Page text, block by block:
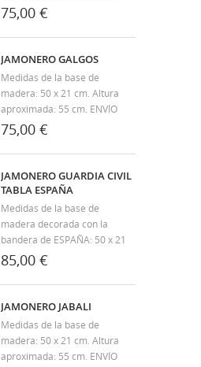
GRATIS A TODA LA
PENÍNSULA. Desde Forja
Campos llevamos más de 30
años dedicándonos a la
artesanía y fabricación de
productos en forja. Nuestros
artículos aúnan el diseño y...
75,00 €
JAMONERO GALGOS
Medidas de la base de
madera: 50 x 21 cm. Altura
aproximada: 55 cm. ENVÍO
GRATIS A TODA LA
PENÍNSULA. Desde Forja
Campos llevamos más de 30
años dedicándonos a la
artesanía y fabricación de
productos en forja. Nuestros
artículos aúnan el diseño y...
75,00 €
JAMONERO GUARDIA CIVIL
TABLA ESPAÑA
Medidas de la base de
madera decorada con la
bandera de ESPAÑA: 50 x 21
cm. Altura aproximada: 55 cm.
ENVÍO GRATIS A TODA LA
PENÍNSULA. Desde Forja
Campos llevamos más de 30
años dedicándonos a la
artesanía y fabricación de
productos en forja....
85,00 €
JAMONERO JABALI
Medidas de la base de
madera: 50 x 21 cm. Altura
aproximada: 55 cm. ENVÍO